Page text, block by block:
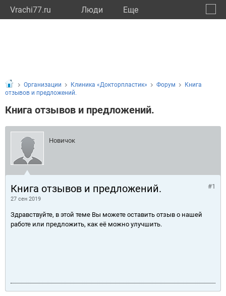
Vrachi77.ru Люди Eще
Организации Клиника «Докторпластик» Форум
Книга
отзывов и предложений.
Книга отзывов и предложений.
Новичок
Книга отзывов и предложений.
27 сен 2019
#1
Здравствуйте, в этой теме Вы можете оставить отзыв о нашей
работе или предложить, как её можно улучшить.